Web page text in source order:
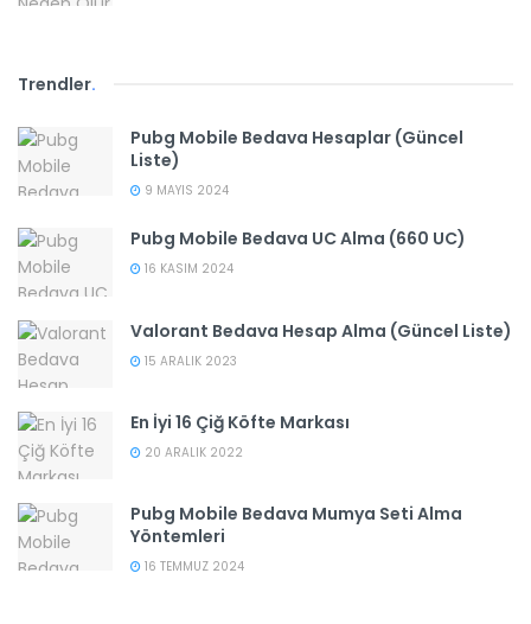
Trendler.
Pubg Mobile Bedava Hesaplar (Güncel
Liste)
9 MAYIS 2024
Pubg Mobile Bedava UC Alma (660 UC)
16 KASIM 2024
Valorant Bedava Hesap Alma (Güncel Liste)
15 ARALIK 2023
En İyi 16 Çiğ Köfte Markası
20 ARALIK 2022
Pubg Mobile Bedava Mumya Seti Alma
Yöntemleri
16 TEMMUZ 2024